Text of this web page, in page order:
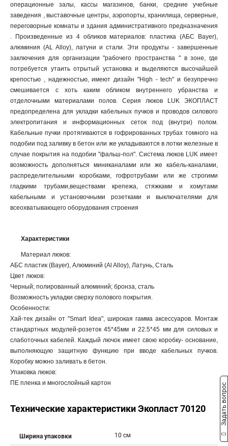
операционные залы, кассы магазинов, банки, средние учебные
заведения , выставочные центры, аэропорты, хранилища, серверные,
переговорные комнаты и здания административного предназначения
. Произведенные из 4 обликов материалов: пластика (АБС Bayer),
алюминия (AL Alloy), латуни и стали. Эти продукты - завершенные
заключения для организации "рабочего пространства " в зоне, где
потребуется утаить отрытый установка и выделяются высочайшей
крепостью , надежностью, имеют дизайн "High - tech" и безупречно
смешивается с хоть каким обликом внутреннего убранства и
отделочными материалами полов. Серия люков LUK ЭКОПЛАСТ
предопределена для укладки кабельных пучков и проводов силового
электропитания и информационных сеток под (внутри) полом.
Кабельные пучки протягиваются в гофрированных трубах томного на
подобии под заливку в бетон или же укладываются в лотки железные в
случае покрытия на подобии "фальш-пол". Система люков LUK имеет
возможность дополняться миниканалами или же кабель-каналами,
распределительными коробками, гофротрубами или же строгими
гладкими трубами,веществами крепежа, стяжками и хомутами
кабельными и установочными розетками и выключателями для
всеохватывающего оборудования строения
Характеристики
Материал люков:
АБС пластик (Bayer), Алюминий (Al Alloy), Латунь, Сталь
Цвет люков:
Черный; полированный алюминий; бронза, сталь
Возможность укладки сверху полового покрытия.
Особенности:
Хай-тек дизайн от "Smart Idea", широкая гамма аксессуаров. Монтаж
стандартных модулей-розеток 45*45мм и 22.5*45 мм для силовых и
слаботочных кабелей. Каждый лючок имеет свою коробку- основание,
выполняющую защитную функцию при вводе кабельных пучков.
Коробку можно заливать в бетон.
Упаковка люков:
ПЕ пленка и многослойный картон
Технические характеристики Экопласт 70120
Ширина упаковки 10 см
Задать вопрос